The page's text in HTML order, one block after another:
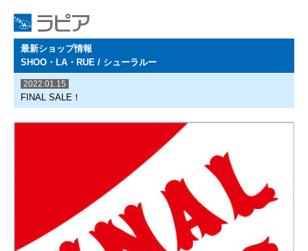
最新ショップ情報
SHOO・LA・RUE / シューラルー
2022.01.15
FINAL SALE！